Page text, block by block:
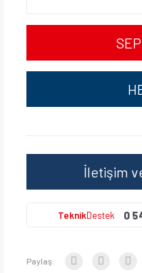
İletişim
TeknikDestek 0
Paylaş: